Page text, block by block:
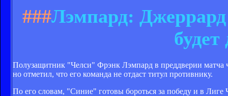
###Лэмпард: Джеррард
Полузащитник "Челси" Фрэнк Лэмпард в преддверии
но отметил, что его команда не отдаст титул противнику.
По его словам, "Синие" готовы бороться за победу и в